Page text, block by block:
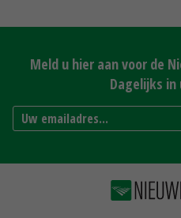
Meld u hier aan voor de
Dagelijks